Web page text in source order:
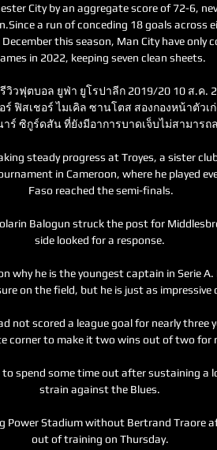
City by an aggregate score of 72-6,
a run of conceding 18 goals across
this season, Man City have only
in 2022, keeping seven clean sheets.
รีวิวฟุตบอล ยูฟ่า ยูโรปาลีก 2019/20 10 ส.ค.
ร์ ฟิสเชอร์ ไมเคิล ซานโตส สองกองหน้าตัวเ
ร์ ซิกูร์ดสัน ที่ยังมีอาการบาดเจ็บไม่สามารถ
steady progress at Troyes, a sister
in Cameroon, where he played
Faso reached the semi-finals.
Balogun struck the post for
side looked for a response.
why he is the youngest captain in Serie A.
on the field, but he is just as impressive
not scored a league goal for nearly three
corner to make it two wins out of two for
to spend some time out after sustaining a
strain against the Blues.
Power Stadium without Bertrand Traore
out of training on Thursday.